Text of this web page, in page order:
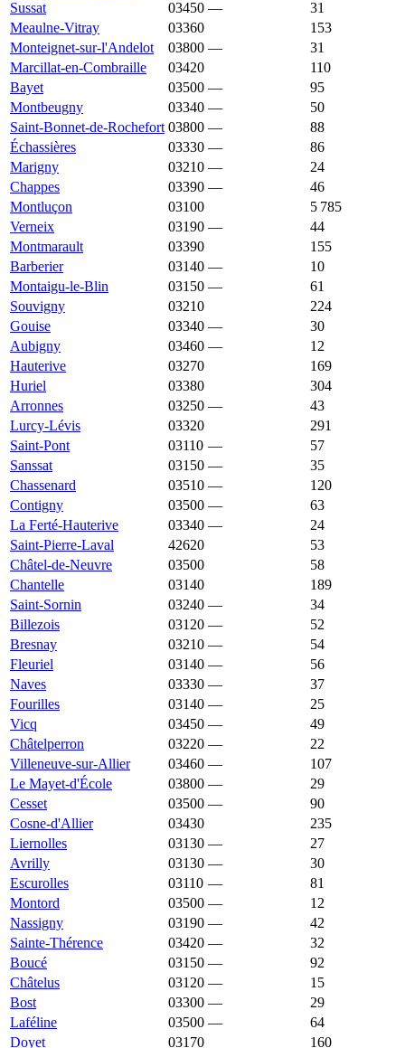
Sussat
03450 —
31
Meaulne-Vitray
03360
153
Monteignet-sur-l'Andelot
03800 —
31
Marcillat-en-Combraille
03420
110
Bayet
03500 —
95
Montbeugny
03340 —
50
Saint-Bonnet-de-Rochefort 03800 —
88
Échassières
03330 —
86
Marigny
03210 —
24
Chappes
03390 —
46
Montluçon
03100
5 785
Verneix
03190 —
44
Montmarault
03390
155
Barberier
03140 —
10
Montaigu-le-Blin
03150 —
61
Souvigny
03210
224
Gouise
03340 —
30
Aubigny
03460 —
12
Hauterive
03270
169
Huriel
03380
304
Arronnes
03250 —
43
Lurcy-Lévis
03320
291
Saint-Pont
03110 —
57
Sanssat
03150 —
35
Chassenard
03510 —
120
Contigny
03500 —
63
La Ferté-Hauterive
03340 —
24
Saint-Pierre-Laval
42620
53
Châtel-de-Neuvre
03500
58
Chantelle
03140
189
Saint-Sornin
03240 —
34
Billezois
03120 —
52
Bresnay
03210 —
54
Fleuriel
03140 —
56
Naves
03330 —
37
Fourilles
03140 —
25
Vicq
03450 —
49
Châtelperron
03220 —
22
Villeneuve-sur-Allier
03460 —
107
Le Mayet-d'École
03800 —
29
Cesset
03500 —
90
Cosne-d'Allier
03430
235
Liernolles
03130 —
27
Avrilly
03130 —
30
Escurolles
03110 —
81
Montord
03500 —
12
Nassigny
03190 —
42
Sainte-Thérence
03420 —
32
Boucé
03150 —
92
Châtelus
03120 —
15
Bost
03300 —
29
Laféline
03500 —
64
Doyet
03170 160